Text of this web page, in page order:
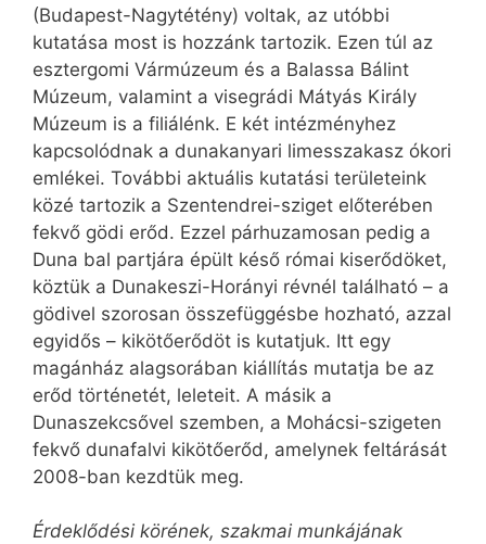
(Budapest-Nagytétény) voltak, az utóbbi
kutatása most is hozzánk tartozik. Ezen túl az
esztergomi Vármúzeum és a Balassa Bálint
Múzeum, valamint a visegrádi Mátyás Király
Múzeum is a filiálénk. E két intézményhez
kapcsolódnak a dunakanyari limesszakasz ókori
emlékei. További aktuális kutatási területeink
közé tartozik a Szentendrei-sziget előterében
fekvő gödi erőd. Ezzel párhuzamosan pedig a
Duna bal partjára épült késő római kiserődöket,
köztük a Dunakeszi-Horányi révnél található – a
gödivel szorosan összefüggésbe hozható, azzal
egyidős – kikötőerődöt is kutatjuk. Itt egy
magánház alagsorában kiállítás mutatja be az
erőd történetét, leleteit. A másik a
Dunaszekcsővel szemben, a Mohácsi-szigeten
fekvő dunafalvi kikötőerőd, amelynek feltárását
2008-ban kezdtük meg.
Érdeklődési körének, szakmai munkájának